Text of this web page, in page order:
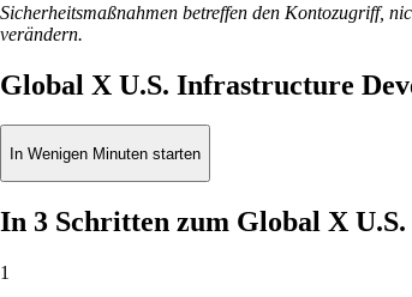
Sicherheitsmaßnahmen betreffen den Kontozugriff,
verändern.
Global X U.S. Infrastructure
In Wenigen Minuten starten
In 3 Schritten zum Global X
1